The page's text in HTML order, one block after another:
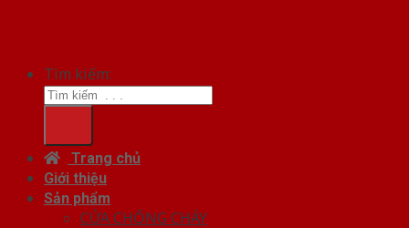
Tìm kiếm:
Trang chủ
Giới thiệu
Sản phẩm
CỬA CHỐNG CHÁY